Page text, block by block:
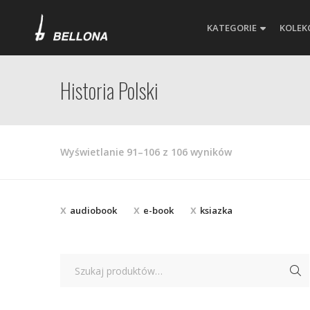
KATEGORIE
Historia Polski
Wyświetlanie 91–106 z 106 wynikówPosortowane
audiobook e-book ksiazka